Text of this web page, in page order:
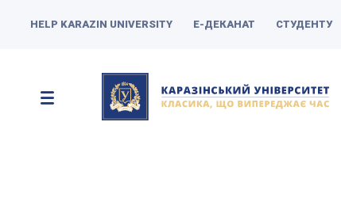
HELP KARAZIN UNIVERSITY Е-ДЕКАНАТ СТУДЕНТУ